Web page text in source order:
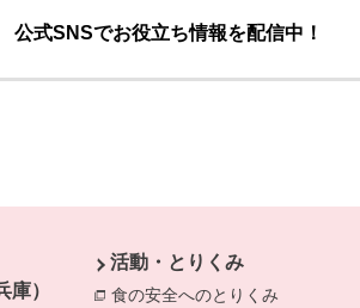
式SNSでお役立ち情報を配信中！
）
活動・とりくみ
食の安全へのとりくみ 別のウィ